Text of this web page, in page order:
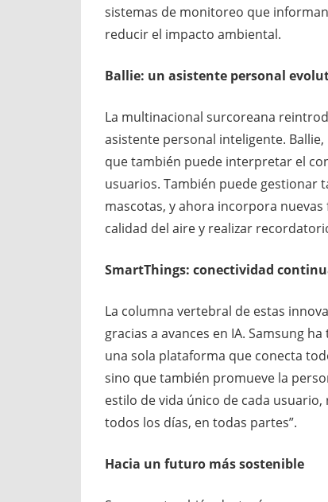
sistemas de monitoreo que
reducir el impacto ambiental.
Ballie: un asistente personal
La multinacional surcoreana
asistente personal inteligente.
que también puede interpretar el
usuarios. También puede gestionar
mascotas, y ahora incorpora
calidad del aire y realizar
SmartThings: conectividad
La columna vertebral de estas
gracias a avances en IA. Samsung
una sola plataforma que conecta
sino que también promueve la
estilo de vida único de cada
todos los días, en todas partes”.
Hacia un futuro más sostenible